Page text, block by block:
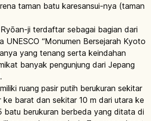
taman batu karesansui-nya (taman
ji terdaftar sebagai bagian dari
UNESCO “Monumen Bersejarah Kyoto
yang tenang serta keindahan
banyak pengunjung dari Jepang
ruang pasir putih berukuran sekitar
ke barat dan sekitar 10 m dari utara ke
batu berukuran berbeda yang ditata di